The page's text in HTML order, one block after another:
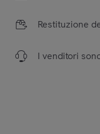
Restituzione
I venditori